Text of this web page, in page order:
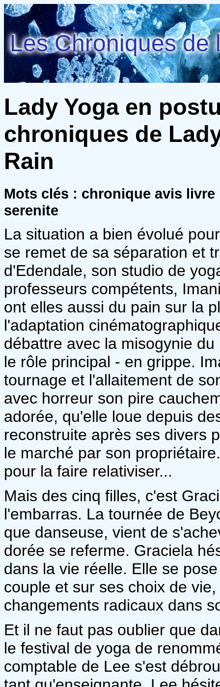
Les Chroniques de
Lady Yoga en
chroniques de
Rain
Mots clés : chronique avis
serenite
La situation a bien évolué
se remet de sa séparation et
d'Edendale, son studio de
professeurs compétents,
ont elles aussi du pain sur la
l'adaptation
débattre avec la misogynie
le rôle principal - en grippe.
tournage et l'allaitement de
avec horreur son pire
adorée, qu'elle loue depuis
reconstruite après ses divers
le marché par son
pour la faire relativiser...
Mais des cinq filles, c'est
l'embarras. La tournée de
que danseuse, vient de
dorée se referme. Graciela
dans la vie réelle. Elle se
couple et sur ses choix de
changements radicaux dans
Et il ne faut pas oublier que
le festival de yoga de
comptable de Lee s'est